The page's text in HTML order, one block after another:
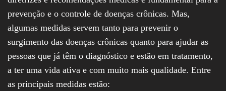
prevenção e o controle de doenças crônicas. Mas,
algumas medidas servem tanto para prevenir o
surgimento das doenças crônicas quanto para ajudar as
pessoas que já têm o diagnóstico e estão em tratamento,
a ter uma vida ativa e com muito mais qualidade. Entre
as principais medidas estão: